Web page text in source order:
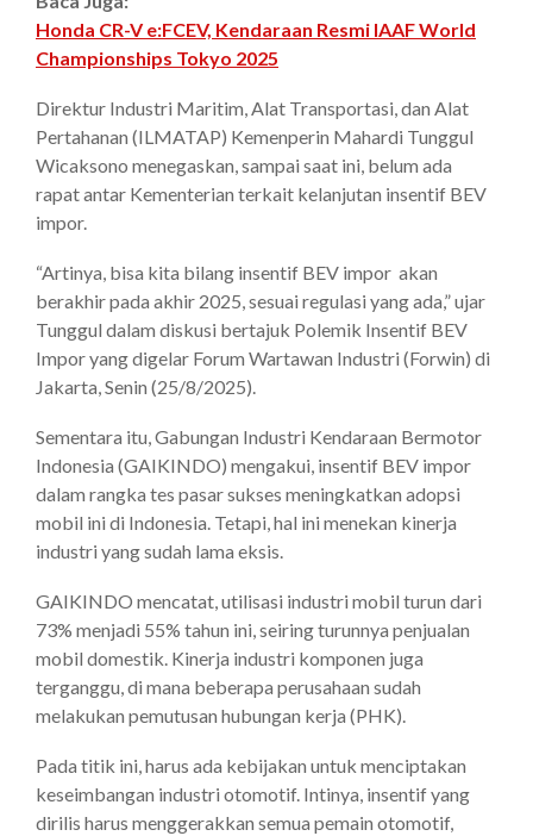
Honda CR-V e:FCEV, Kendaraan Resmi IAAF World
Championships Tokyo 2025
Direktur Industri Maritim, Alat Transportasi, dan Alat
Pertahanan (ILMATAP) Kemenperin Mahardi Tunggul
Wicaksono menegaskan, sampai saat ini, belum ada
rapat antar Kementerian terkait kelanjutan insentif BEV
impor.
“Artinya, bisa kita bilang insentif BEV impor akan
berakhir pada akhir 2025, sesuai regulasi yang ada,” ujar
Tunggul dalam diskusi bertajuk Polemik Insentif BEV
Impor yang digelar Forum Wartawan Industri (Forwin) di
Jakarta, Senin (25/8/2025).
Sementara itu, Gabungan Industri Kendaraan Bermotor
Indonesia (GAIKINDO) mengakui, insentif BEV impor
dalam rangka tes pasar sukses meningkatkan adopsi
mobil ini di Indonesia. Tetapi, hal ini menekan kinerja
industri yang sudah lama eksis.
GAIKINDO mencatat, utilisasi industri mobil turun dari
73% menjadi 55% tahun ini, seiring turunnya penjualan
mobil domestik. Kinerja industri komponen juga
terganggu, di mana beberapa perusahaan sudah
melakukan pemutusan hubungan kerja (PHK).
Pada titik ini, harus ada kebijakan untuk menciptakan
keseimbangan industri otomotif. Intinya, insentif yang
dirilis harus menggerakkan semua pemain otomotif,